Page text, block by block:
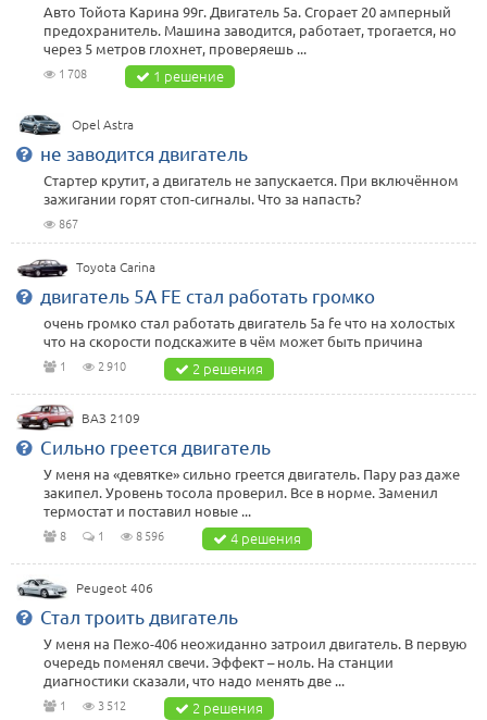
Авто Тойота Карина 99г. Двигатель 5а. Сгорает 20 амперный
предохранитель. Машина заводится, работает, трогается, но
через 5 метров глохнет, проверяешь ...
1 708 1 решение
Opel Astra
не заводится двигатель
Стартер крутит, а двигатель не запускается. При включённом
зажигании горят стоп-сигналы. Что за напасть?
867
Toyota Carina
двигатель 5A FE стал работать громко
очень громко стал работать двигатель 5a fe что на холостых
что на скорости подскажите в чём может быть причина
1 2 910 2 решения
ВАЗ 2109
Сильно греется двигатель
У меня на «девятке» сильно греется двигатель. Пару раз даже
закипел. Уровень тосола проверил. Все в норме. Заменил
термостат и поставил новые ...
8 1 8 596 4 решения
Peugeot 406
Стал троить двигатель
У меня на Пежо-406 неожиданно затроил двигатель. В первую
очередь поменял свечи. Эффект – ноль. На станции
диагностики сказали, что надо менять две ...
1 3 512 2 решения